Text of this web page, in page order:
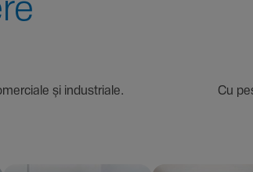
comer­ciale și indus­triale. Cu peste